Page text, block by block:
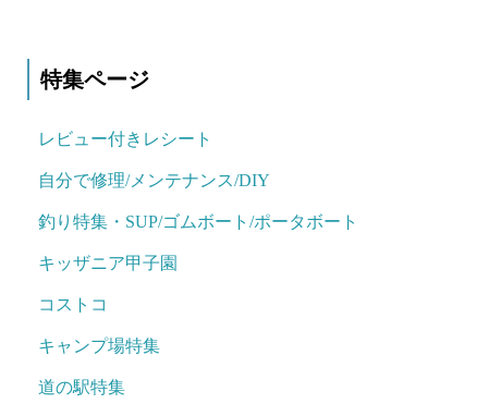
特集ページ
レビュー付きレシート
自分で修理/メンテナンス/DIY
釣り特集・SUP/ゴムボート/ポータボート
キッザニア甲子園
コストコ
キャンプ場特集
道の駅特集